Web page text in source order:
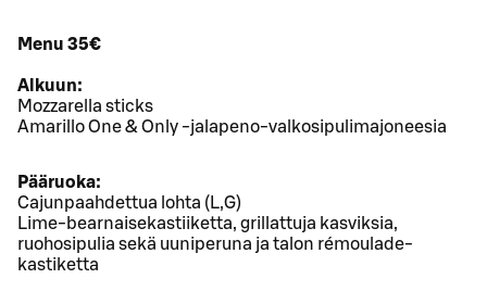
Menu 35€
Alkuun:
Mozzarella sticks
Amarillo One & Only -jalapeno-valkosipulimajoneesia
Pääruoka:
Cajunpaahdettua lohta (L,G)
Lime-bearnaisekastiiketta, grillattuja kasviksia,
ruohosipulia sekä uuniperuna ja talon rémoulade-
kastiketta